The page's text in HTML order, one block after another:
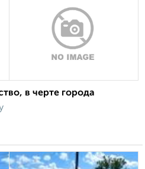
в черте города